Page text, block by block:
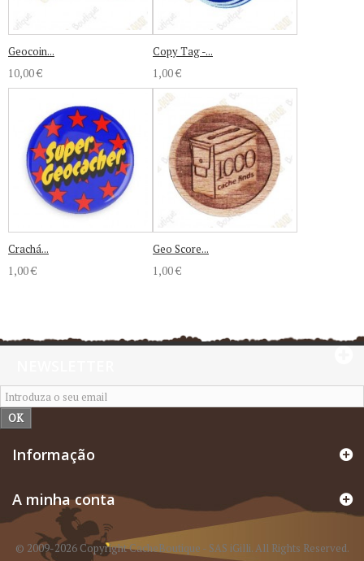
Geocoin...
10,00 €
Copy Tag -...
1,00 €
Crachá...
1,00 €
Geo Score...
1,00 €
OK
Informação
A minha conta
© 2009-2026 Copyright CacheBoutique - SAS iGilli. All Rights Reserved.